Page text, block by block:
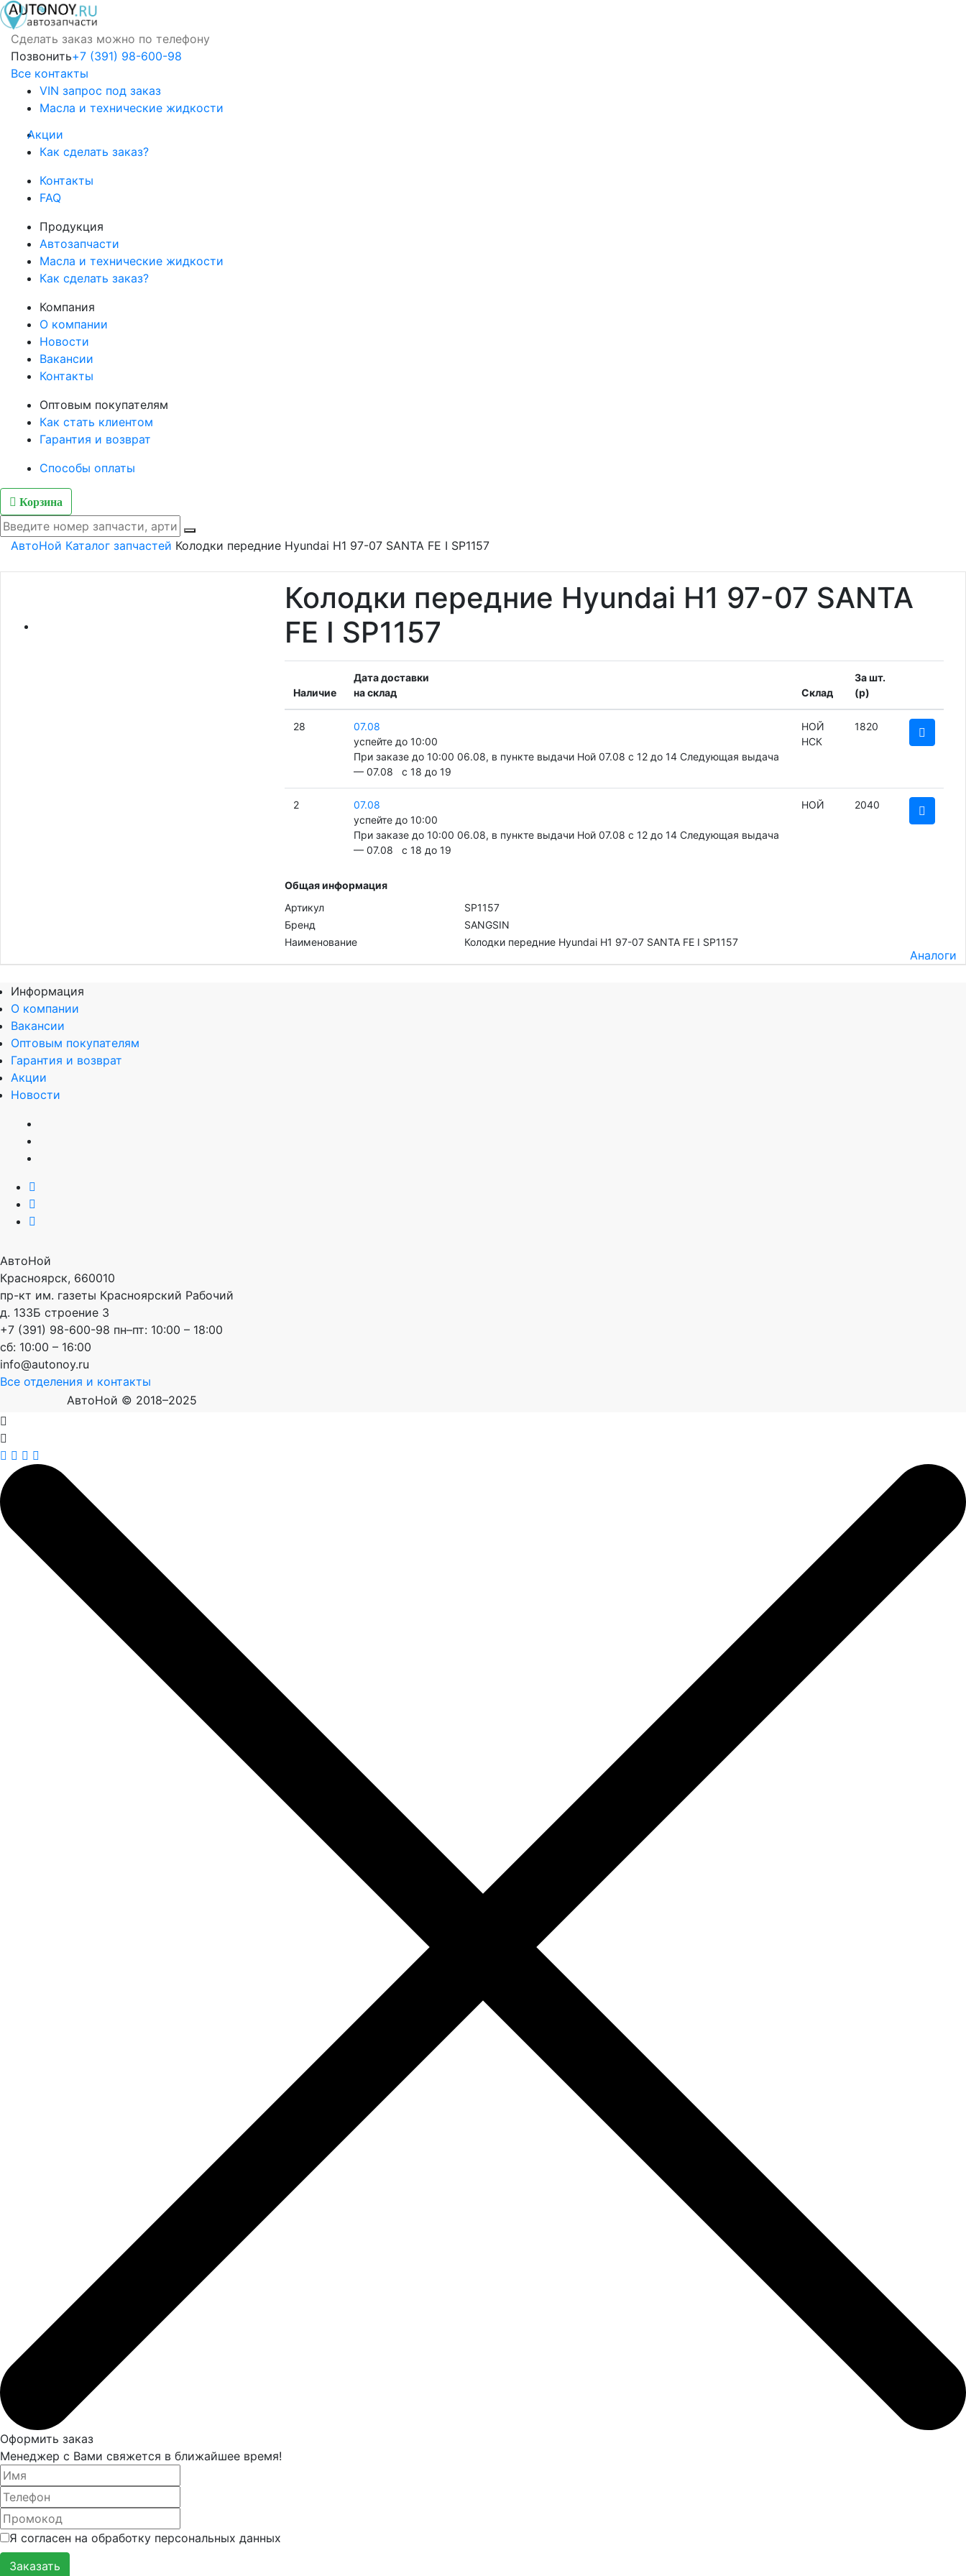
Сделать заказ можно по телефону
Позвонить+7 (391) 98-600-98
Все контакты
VIN запрос под заказ
Масла и технические жидкости
Акции
Как сделать заказ?
Контакты
FAQ
Продукция
Автозапчасти
Масла и технические жидкости
Как сделать заказ?
Компания
О компании
Новости
Вакансии
Контакты
Оптовым покупателям
Как стать клиентом
Гарантия и возврат
Способы оплаты
Корзина
АвтоНой Каталог запчастей Колодки передние Hyundai H1 97-07 SANTA FE I SP1157
Колодки передние Hyundai H1 97-07 SANTA
FE I SP1157
Наличие
Дата доставки
на склад
Склад
За шт.
(p)
28
07.08
успейте до 10:00
При заказе до 10:00 06.08, в пункте выдачи Ной 07.08 c 12 до 14 Следующая выдача
— 07.08 c 18 до 19
НОЙ
НСК
1820
2
07.08
успейте до 10:00
При заказе до 10:00 06.08, в пункте выдачи Ной 07.08 c 12 до 14 Следующая выдача
— 07.08 c 18 до 19
НОЙ 2040
Общая информация
Артикул
SP1157
Бренд
SANGSIN
Наименование
Колодки передние Hyundai H1 97-07 SANTA FE I SP1157
Аналоги
Информация
О компании
Вакансии
Оптовым покупателям
Гарантия и возврат
Акции
Новости
АвтоНой
Красноярск, 660010
пр-кт им. газеты Красноярский Рабочий
д. 133Б строение 3
+7 (391) 98-600-98 пн–пт: 10:00 – 18:00
сб: 10:00 – 16:00
info@autonoy.ru
Все отделения и контакты
АвтоНой © 2018–2025
Оформить заказ
Менеджер с Вами свяжется в ближайшее время!
Я согласен на обработку персональных данных
Заказать